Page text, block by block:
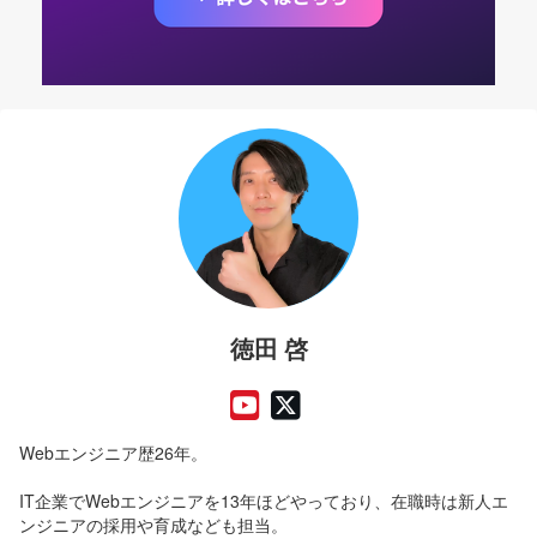
徳田 啓
Webエンジニア歴26年。
IT企業でWebエンジニアを13年ほどやっており、在職時は新人エ
ンジニアの採用や育成なども担当。